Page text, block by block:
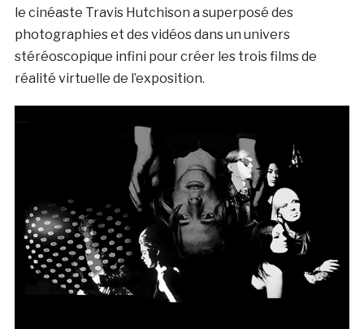
le cinéaste Travis Hutchison a superposé des
photographies et des vidéos dans un univers
stéréoscopique infini pour créer les trois films de
réalité virtuelle de l’exposition.